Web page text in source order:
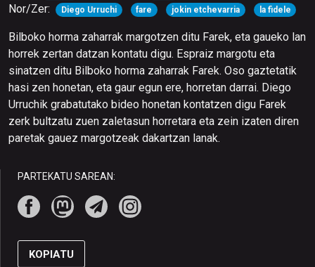
Nor/Zer: Diego Urruchi fare jokin etchevarria la fidele
Bilboko horma zaharrak margotzen ditu Farek, eta gaueko lan
horrek zertan datzan kontatu digu. Espraiz margotu eta
sinatzen ditu Bilboko horma zaharrak Farek. Oso gaztetatik
hasi zen honetan, eta gaur egun ere, horretan darrai. Diego
Urruchik grabatutako bideo honetan kontatzen digu Farek
zerk bultzatu zuen zaletasun horretara eta zein izaten diren
paretak gauez margotzeak dakartzan lanak.
PARTEKATU SAREAN:
KOPIATU